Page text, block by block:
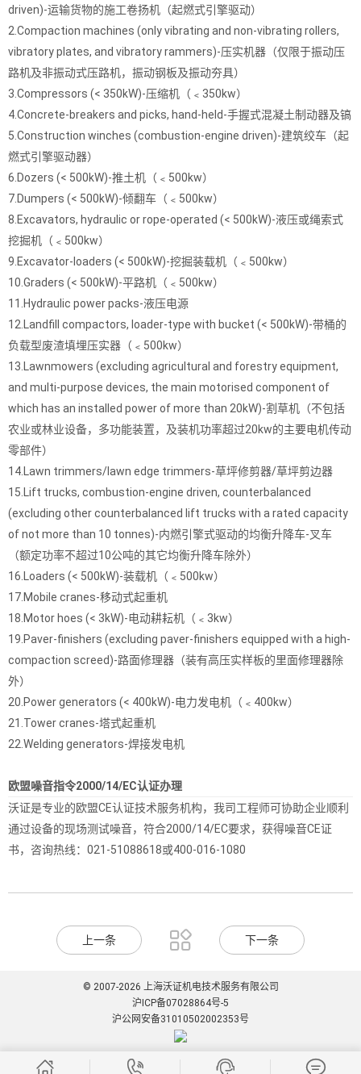
driven)-运输货物的施工卷扬机（起燃式引擎驱动）
2.Compaction machines (only vibrating and non-vibrating rollers,
vibratory plates, and vibratory rammers)-压实机器（仅限于振动压
路机及非振动式压路机，振动钢板及振动夯具）
3.Compressors (< 350kW)-压缩机（﹤350kw）
4.Concrete-breakers and picks, hand-held-手握式混凝土制动器及镐
5.Construction winches (combustion-engine driven)-建筑绞车（起
燃式引擎驱动器）
6.Dozers (< 500kW)-推土机（﹤500kw）
7.Dumpers (< 500kW)-倾翻车（﹤500kw）
8.Excavators, hydraulic or rope-operated (< 500kW)-液压或绳索式
挖掘机（﹤500kw）
9.Excavator-loaders (< 500kW)-挖掘装载机（﹤500kw）
10.Graders (< 500kW)-平路机（﹤500kw）
11.Hydraulic power packs-液压电源
12.Landfill compactors, loader-type with bucket (< 500kW)-带桶的
负载型废渣填埋压实器（﹤500kw）
13.Lawnmowers (excluding agricultural and forestry equipment,
and multi-purpose devices, the main motorised component of
which has an installed power of more than 20kW)-割草机（不包括
农业或林业设备，多功能装置，及装机功率超过20kw的主要电机传动
零部件）
14.Lawn trimmers/lawn edge trimmers-草坪修剪器/草坪剪边器
15.Lift trucks, combustion-engine driven, counterbalanced
(excluding other counterbalanced lift trucks with a rated capacity
of not more than 10 tonnes)-内燃引擎式驱动的均衡升降车-叉车
（额定功率不超过10公吨的其它均衡升降车除外）
16.Loaders (< 500kW)-装载机（﹤500kw）
17.Mobile cranes-移动式起重机
18.Motor hoes (< 3kW)-电动耕耘机（﹤3kw）
19.Paver-finishers (excluding paver-finishers equipped with a high-
compaction screed)-路面修理器（装有高压实样板的里面修理器除
外）
20.Power generators (< 400kW)-电力发电机（﹤400kw）
21.Tower cranes-塔式起重机
22.Welding generators-焊接发电机
欧盟噪音指令2000/14/EC认证办理
沃证是专业的欧盟CE认证技术服务机构，我司工程师可协助企业顺利
通过设备的现场测试噪音，符合2000/14/EC要求，获得噪音CE证
书，咨询热线：021-51088618或400-016-1080
上一条  下一条
© 2007-2026 上海沃证机电技术服务有限公司
沪ICP备07028864号-5
沪公网安备31010502002353号
   